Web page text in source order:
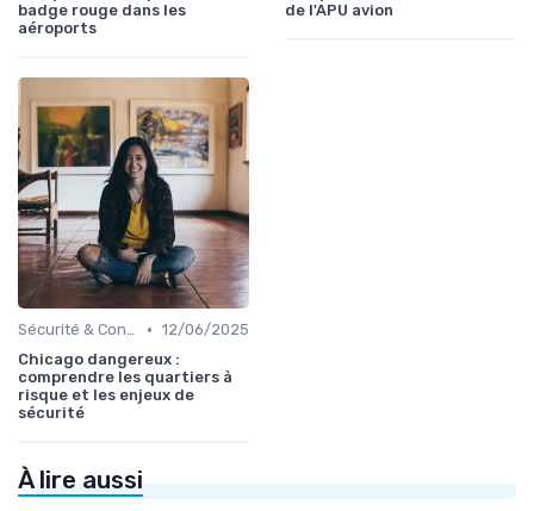
badge rouge dans les
aéroports
de l'APU avion
Sécurité & Conformité • 12/06/2025
Chicago dangereux :
comprendre les quartiers à
risque et les enjeux de
sécurité
À lire aussi